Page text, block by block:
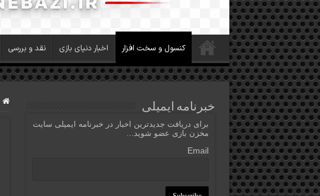
کنسول و سخت افزار اخبار دنیای بازی نقد و بررسی
خبرنامه ایمیلی
برای دریافت جدیدترین اخبار در خبرنامه ایمیلی سایت
مخزن بازی عضو شوید...
Email